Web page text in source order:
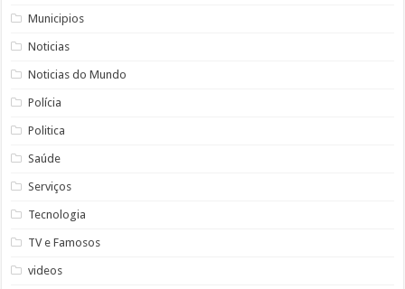
Municipios
Noticias
Noticias do Mundo
Polícia
Politica
Saúde
Serviços
Tecnologia
TV e Famosos
videos